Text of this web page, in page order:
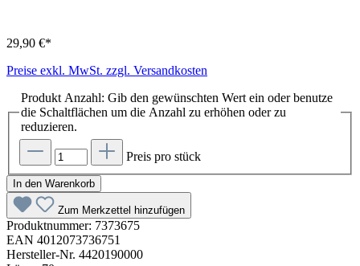
29,90 €*
Preise exkl. MwSt. zzgl. Versandkosten
Produkt Anzahl: Gib den gewünschten Wert ein oder benutze
die Schaltflächen um die Anzahl zu erhöhen oder zu
reduzieren.
Preis pro stück
In den Warenkorb
Zum Merkzettel hinzufügen
Produktnummer: 7373675
EAN 4012073736751
Hersteller-Nr. 4420190000